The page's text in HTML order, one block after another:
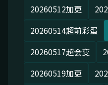
20260512加更
20260514超前彩蛋
20260517超会变
20260519加更